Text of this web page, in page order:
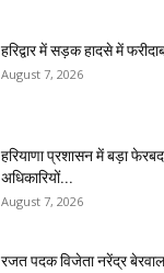
हरिद्वार में सड़क हादसे में
August 7, 2026
हरियाणा प्रशासन में बड़ा
अधिकारियों...
August 7, 2026
रजत पदक विजेता नरेंद्र